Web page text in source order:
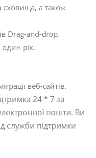
сховища, а також
Drag-and-drop.
рік.
веб-сайтів.
24 * 7 за
пошти. Ви
служби підтримки